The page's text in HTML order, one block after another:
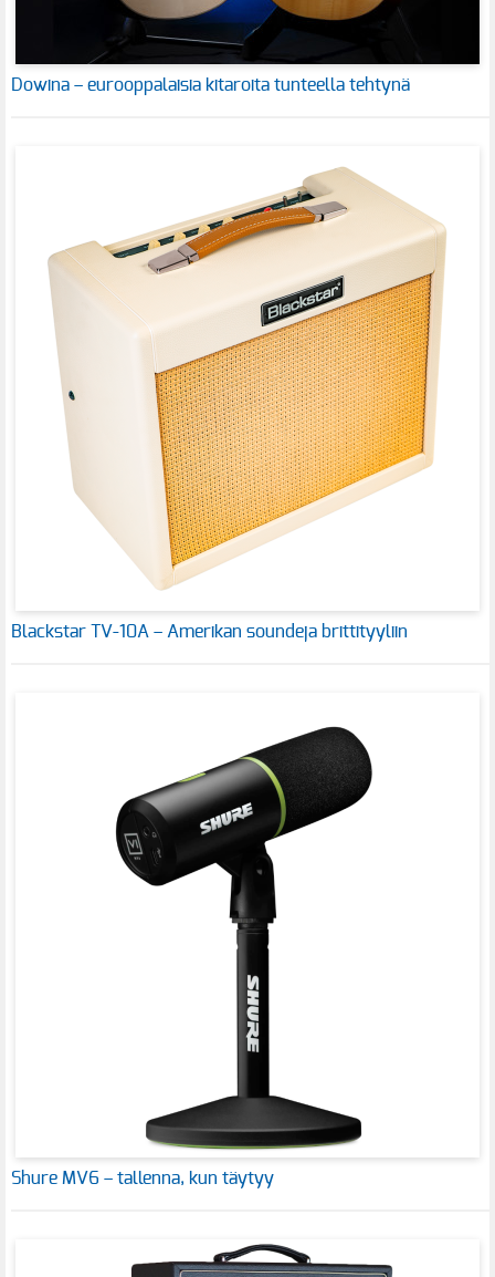
Dowina – eurooppalaisia kitaroita tunteella tehtynä
Blackstar TV-10A – Amerikan soundeja brittityyliin
Shure MV6 – tallenna, kun täytyy